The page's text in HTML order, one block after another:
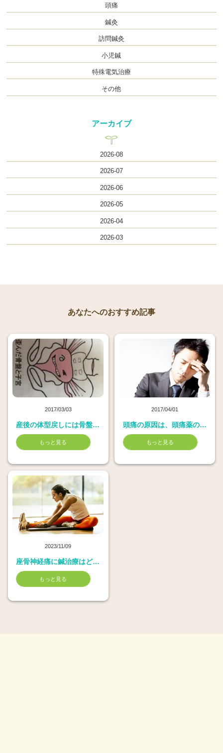
頭痛
鍼灸
訪問鍼灸
小児鍼
特殊電気治療
その他
アーカイブ
2026-08
2026-07
2026-06
2026-05
2026-04
2026-03
あなたへのおすすめ記事
2017/03/03
産後の体型戻しには骨盤矯正が効果的
もっと見る
2017/04/01
頭痛の原因は、頭痛薬の副作用？
もっと見る
2023/11/09
座骨神経痛に鍼治療はどうですか？
もっと見る